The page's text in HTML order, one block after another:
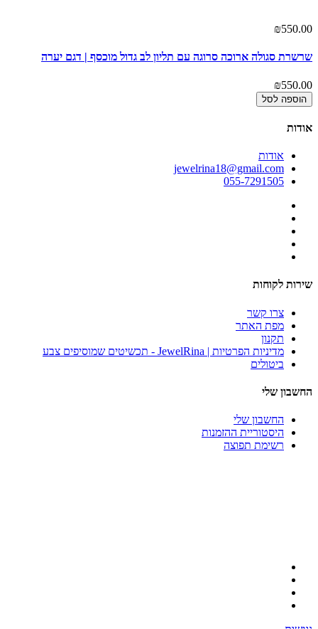
₪550.00
שרשרת סגולה ארוכה סרוגה עם תליון לב גדול מוכסף | דגם יערה
₪550.00
הוספה לסל
אודות
אודות
jewelrina18@gmail.com
055-7291505
שירות לקוחות
צרו קשר
מפת האתר
תקנון
מדיניות הפרטיות | JewelRina - תכשיטים שמוסיפים צבע
ביטולים
החשבון שלי
החשבון שלי
היסטוריית ההזמנות
רשימת תפוצה